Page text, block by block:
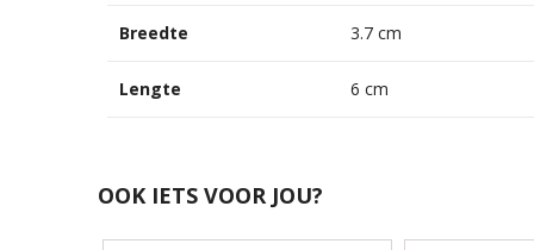
Breedte 3.7 cm
Lengte 6 cm
OOK IETS VOOR JOU?